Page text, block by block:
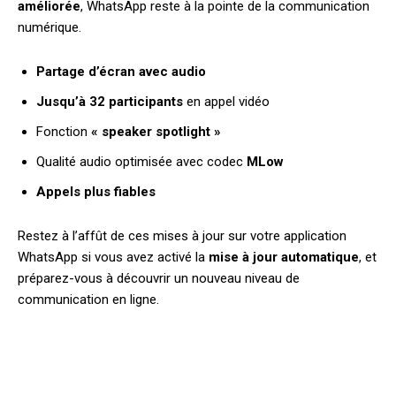
améliorée, WhatsApp reste à la pointe de la communication
numérique.
Partage d’écran avec audio
Jusqu’à 32 participants en appel vidéo
Fonction « speaker spotlight »
Qualité audio optimisée avec codec MLow
Appels plus fiables
Restez à l’affût de ces mises à jour sur votre application
WhatsApp si vous avez activé la mise à jour automatique, et
préparez-vous à découvrir un nouveau niveau de
communication en ligne.